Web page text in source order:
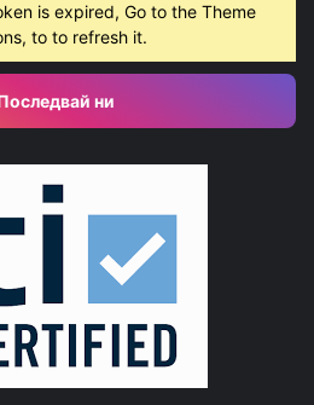
is expired, Go to the Theme
to to refresh it.
ни